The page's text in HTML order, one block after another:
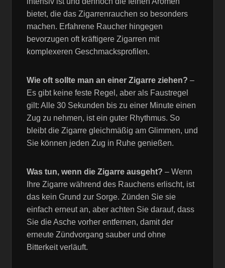
bietet, die das Zigarrenrauchen so besonders
machen. Erfahrene Raucher hingegen
bevorzugen oft kräftigere Zigarren mit
komplexeren Geschmacksprofilen.
Wie oft sollte man an einer Zigarre ziehen? –
Es gibt keine feste Regel, aber als Faustregel
gilt: Alle 30 Sekunden bis zu einer Minute einen
Zug zu nehmen, ist ein guter Rhythmus. So
bleibt die Zigarre gleichmäßig am Glimmen, und
Sie können jeden Zug in Ruhe genießen.
Was tun, wenn die Zigarre ausgeht? – Wenn
Ihre Zigarre während des Rauchens erlischt, ist
das kein Grund zur Sorge. Zünden Sie sie
einfach erneut an, aber achten Sie darauf, dass
Sie die Asche vorher entfernen, damit der
erneute Zündvorgang sauber und ohne
Bitterkeit verläuft.